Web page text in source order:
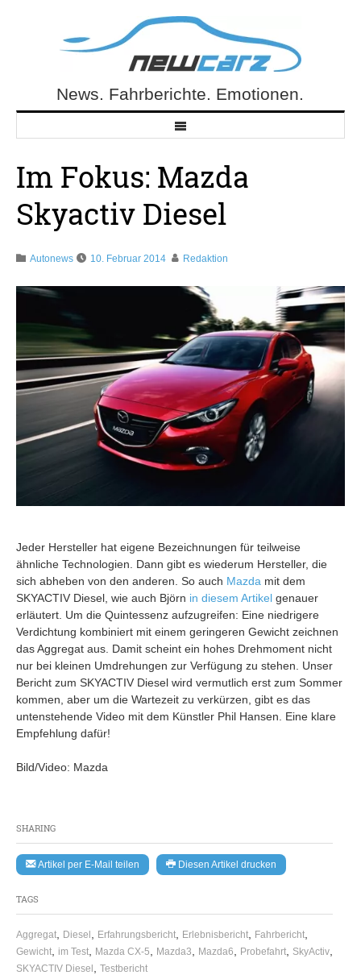
NewCarz.deNews. Fahrberichte. Emotionen.
Im Fokus: Mazda
Skyactiv Diesel
Autonews 10. Februar 2014 Redaktion
SHARING
Artikel per E-Mail teilen Diesen Artikel drucken
TAGS
Aggregat Diesel Erfahrungsbericht Erlebnisbericht Fahrbericht
Gewicht im Test Mazda CX-5 Mazda3 Mazda6 Probefahrt SkyActiv
SKYACTIV Diesel Testbericht
Jeder Hersteller hat eigene Bezeichnungen für teilweise
ähnliche Technologien. Dann gibt es wiederum Hersteller, die
sich abheben von den anderen. So auch Mazda mit dem
SKYACTIV Diesel, wie auch Björn in diesem Artikel genauer
erläutert. Um die Quintessenz aufzugreifen: Eine niedrigere
Verdichtung kombiniert mit einem geringeren Gewicht zeichnen
das Aggregat aus. Damit scheint ein hohes Drehmoment nicht
nur bei kleinen Umdrehungen zur Verfügung zu stehen. Unser
Bericht zum SKYACTIV Diesel wird vermutlich erst zum Sommer
kommen, aber um die Wartezeit zu verkürzen, gibt es das
untenstehende Video mit dem Künstler Phil Hansen. Eine klare
Empfehlung dafür!
Bild/Video: Mazda